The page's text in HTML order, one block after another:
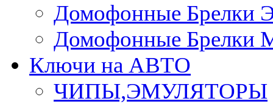
Домофонные Брелки
Домофонные Брелки
Ключи на АВТО
ЧИПЫ,ЭМУЛЯТОРЫ